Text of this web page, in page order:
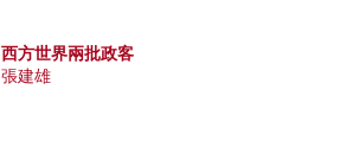
西方世界兩批政客
張建雄